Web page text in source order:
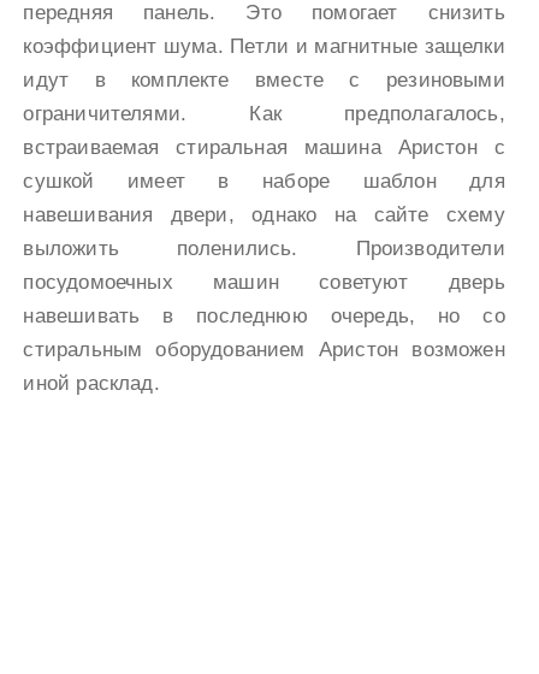
передняя панель. Это помогает снизить
коэффициент шума. Петли и магнитные защелки
идут в комплекте вместе с резиновыми
ограничителями. Как предполагалось,
встраиваемая стиральная машина Аристон с
сушкой имеет в наборе шаблон для
навешивания двери, однако на сайте схему
выложить поленились. Производители
посудомоечных машин советуют дверь
навешивать в последнюю очередь, но со
стиральным оборудованием Аристон возможен
иной расклад.